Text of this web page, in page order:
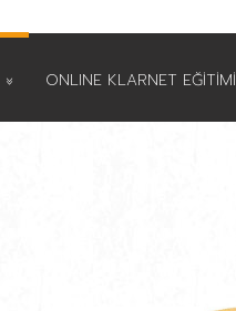
ONLINE KLARNET EĞİTİMİ